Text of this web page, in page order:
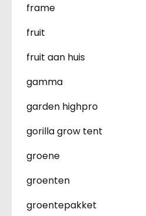
frame
fruit
fruit aan huis
gamma
garden highpro
gorilla grow tent
groene
groenten
groentepakket